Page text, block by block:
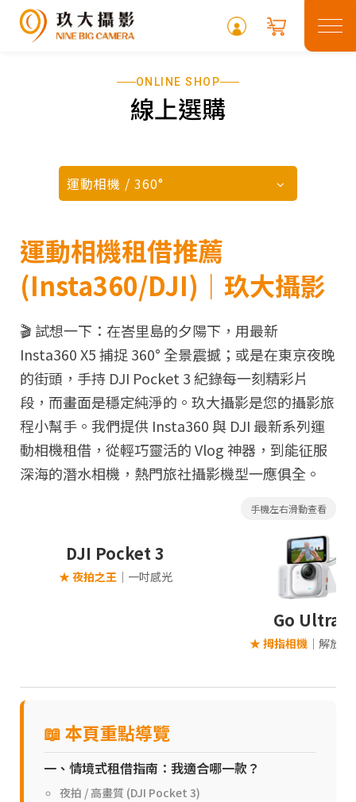
ONLINE SHOP
線上選購
運動相機 / 360°
運動相機租借推薦
(Insta360/DJI)｜玖大攝影
🎬 試想一下： 在峇里島的夕陽下，用最新
Insta360 X5捕捉 360° 全景震撼；或是在東京夜晚
的街頭，手持 DJI Pocket 3 紀錄每一刻精彩片
段，而畫面是穩定純淨的。 玖大攝影是您的攝影旅
程小幫手。 我們提供 Insta360 與 DJI 最新系列運
動相機租借，從輕巧靈活的 Vlog 神器，到能征服
深海的潛水相機，熱門旅社攝影機型一應俱全。
手機左右滑動查看
DJI Pocket 3
★ 夜拍之王｜一吋感光
Go Ultra
★ 拇指相機｜解放雙
📖 本頁重點導覽
一、情境式租借指南：我適合哪一款？
夜拍 / 高畫質 (DJI Pocket 3)
關於玖大
最新消息
攝影專欄
Copyright ©2026NINE ZERO PLURAL INC.All Rights Reserved.